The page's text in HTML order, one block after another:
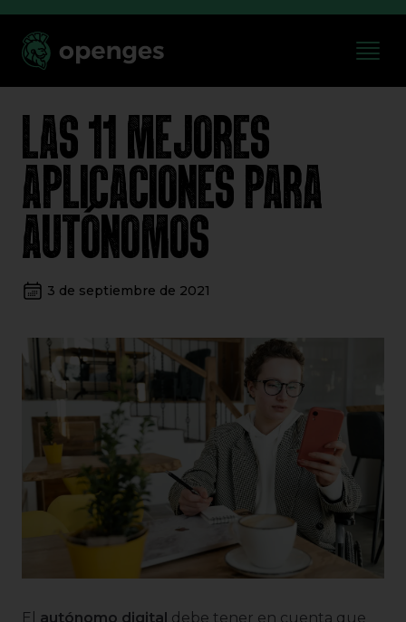
LAS 11 MEJORES
APLICACIONES PARA
AUTÓNOMOS
3 de septiembre de 2021
El autónomo digital debe tener en cuenta que